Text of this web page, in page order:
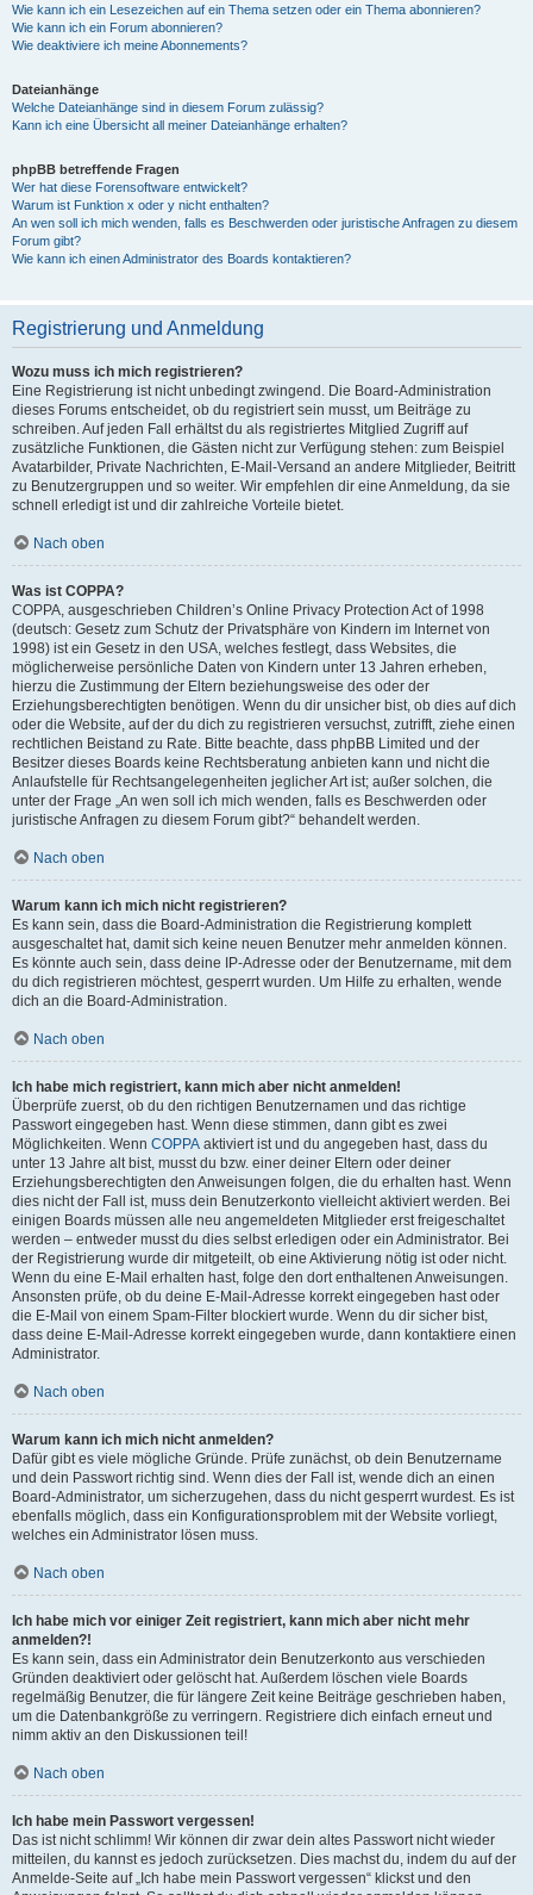
Wie kann ich ein Lesezeichen auf ein Thema setzen oder ein Thema abonnieren?
Wie kann ich ein Forum abonnieren?
Wie deaktiviere ich meine Abonnements?
Dateianhänge
Welche Dateianhänge sind in diesem Forum zulässig?
Kann ich eine Übersicht all meiner Dateianhänge erhalten?
phpBB betreffende Fragen
Wer hat diese Forensoftware entwickelt?
Warum ist Funktion x oder y nicht enthalten?
An wen soll ich mich wenden, falls es Beschwerden oder juristische Anfragen zu diesem
Forum gibt?
Wie kann ich einen Administrator des Boards kontaktieren?
Registrierung und Anmeldung
Wozu muss ich mich registrieren?
Eine Registrierung ist nicht unbedingt zwingend. Die Board-Administration
dieses Forums entscheidet, ob du registriert sein musst, um Beiträge zu
schreiben. Auf jeden Fall erhältst du als registriertes Mitglied Zugriff auf
zusätzliche Funktionen, die Gästen nicht zur Verfügung stehen: zum Beispiel
Avatarbilder, Private Nachrichten, E-Mail-Versand an andere Mitglieder, Beitritt
zu Benutzergruppen und so weiter. Wir empfehlen dir eine Anmeldung, da sie
schnell erledigt ist und dir zahlreiche Vorteile bietet.
Nach oben
Was ist COPPA?
COPPA, ausgeschrieben Children’s Online Privacy Protection Act of 1998
(deutsch: Gesetz zum Schutz der Privatsphäre von Kindern im Internet von
1998) ist ein Gesetz in den USA, welches festlegt, dass Websites, die
möglicherweise persönliche Daten von Kindern unter 13 Jahren erheben,
hierzu die Zustimmung der Eltern beziehungsweise des oder der
Erziehungsberechtigten benötigen. Wenn du dir unsicher bist, ob dies auf dich
oder die Website, auf der du dich zu registrieren versuchst, zutrifft, ziehe einen
rechtlichen Beistand zu Rate. Bitte beachte, dass phpBB Limited und der
Besitzer dieses Boards keine Rechtsberatung anbieten kann und nicht die
Anlaufstelle für Rechtsangelegenheiten jeglicher Art ist; außer solchen, die
unter der Frage „An wen soll ich mich wenden, falls es Beschwerden oder
juristische Anfragen zu diesem Forum gibt?“ behandelt werden.
Nach oben
Warum kann ich mich nicht registrieren?
Es kann sein, dass die Board-Administration die Registrierung komplett
ausgeschaltet hat, damit sich keine neuen Benutzer mehr anmelden können.
Es könnte auch sein, dass deine IP-Adresse oder der Benutzername, mit dem
du dich registrieren möchtest, gesperrt wurden. Um Hilfe zu erhalten, wende
dich an die Board-Administration.
Nach oben
Ich habe mich registriert, kann mich aber nicht anmelden!
Überprüfe zuerst, ob du den richtigen Benutzernamen und das richtige
Passwort eingegeben hast. Wenn diese stimmen, dann gibt es zwei
Möglichkeiten. Wenn COPPA aktiviert ist und du angegeben hast, dass du
unter 13 Jahre alt bist, musst du bzw. einer deiner Eltern oder deiner
Erziehungsberechtigten den Anweisungen folgen, die du erhalten hast. Wenn
dies nicht der Fall ist, muss dein Benutzerkonto vielleicht aktiviert werden. Bei
einigen Boards müssen alle neu angemeldeten Mitglieder erst freigeschaltet
werden – entweder musst du dies selbst erledigen oder ein Administrator. Bei
der Registrierung wurde dir mitgeteilt, ob eine Aktivierung nötig ist oder nicht.
Wenn du eine E-Mail erhalten hast, folge den dort enthaltenen Anweisungen.
Ansonsten prüfe, ob du deine E-Mail-Adresse korrekt eingegeben hast oder
die E-Mail von einem Spam-Filter blockiert wurde. Wenn du dir sicher bist,
dass deine E-Mail-Adresse korrekt eingegeben wurde, dann kontaktiere einen
Administrator.
Nach oben
Warum kann ich mich nicht anmelden?
Dafür gibt es viele mögliche Gründe. Prüfe zunächst, ob dein Benutzername
und dein Passwort richtig sind. Wenn dies der Fall ist, wende dich an einen
Board-Administrator, um sicherzugehen, dass du nicht gesperrt wurdest. Es ist
ebenfalls möglich, dass ein Konfigurationsproblem mit der Website vorliegt,
welches ein Administrator lösen muss.
Nach oben
Ich habe mich vor einiger Zeit registriert, kann mich aber nicht mehr
anmelden?!
Es kann sein, dass ein Administrator dein Benutzerkonto aus verschieden
Gründen deaktiviert oder gelöscht hat. Außerdem löschen viele Boards
regelmäßig Benutzer, die für längere Zeit keine Beiträge geschrieben haben,
um die Datenbankgröße zu verringern. Registriere dich einfach erneut und
nimm aktiv an den Diskussionen teil!
Nach oben
Ich habe mein Passwort vergessen!
Das ist nicht schlimm! Wir können dir zwar dein altes Passwort nicht wieder
mitteilen, du kannst es jedoch zurücksetzen. Dies machst du, indem du auf der
Anmelde-Seite auf „Ich habe mein Passwort vergessen“ klickst und den